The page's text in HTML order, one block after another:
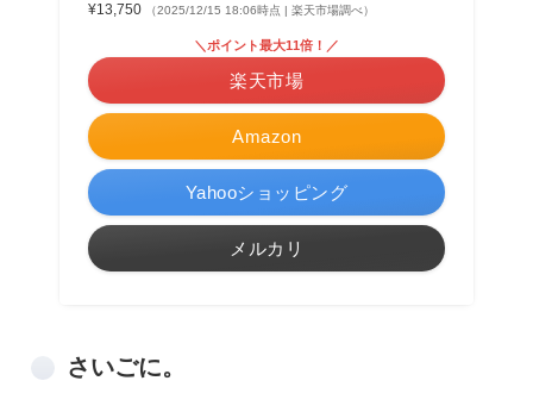
¥13,750
（2025/12/15 18:06時点 | 楽天市場調べ）
Amazon
＼ポイント最大11倍！／
楽天市場
Yahooショッピング
メルカリ
さいごに。